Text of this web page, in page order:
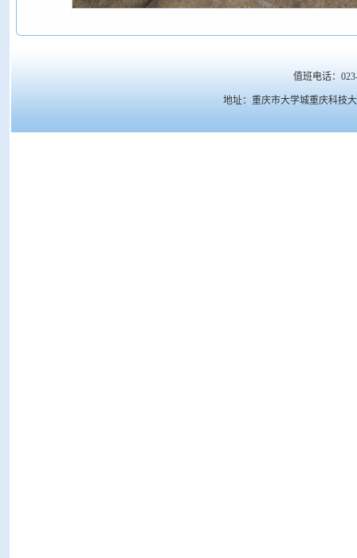
值班电话：
地址：重庆市大学城重庆科技